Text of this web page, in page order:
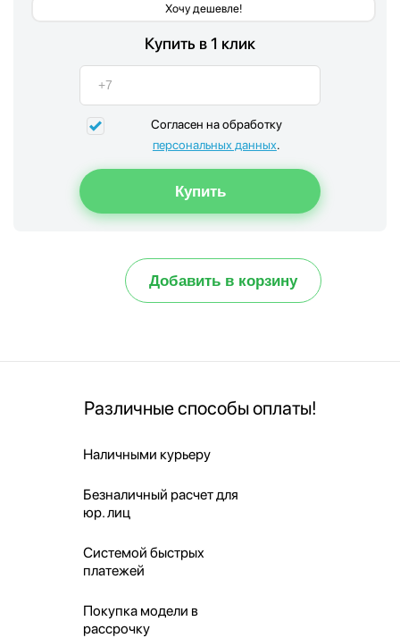
Хочу дешевле!
Купить в 1 клик
Согласен на обработку
персональных данных.
Добавить в корзину
Различные способы оплаты!
Наличными курьеру
Безналичный расчет для
юр. лиц
Системой быстрых
платежей
Покупка модели в
рассрочку